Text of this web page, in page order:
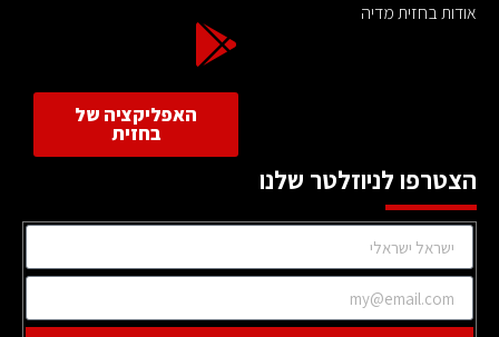
אודות בחזית מדיה
האפליקציה של
בחזית
הצטרפו לניוזלטר שלנו